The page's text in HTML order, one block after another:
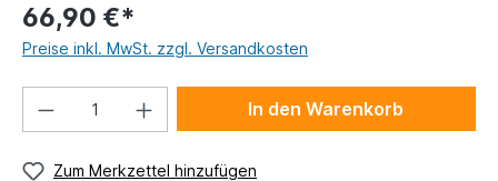
66,90 €*
Preise inkl. MwSt. zzgl. Versandkosten
In den Warenkorb
Zum Merkzettel hinzufügen